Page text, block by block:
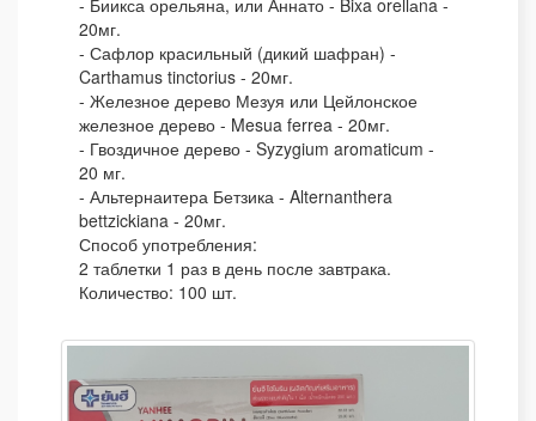
- Биикса орельяна, или Аннато - Bixa orellаna -
20мг.
- Сафлор красильный (дикий шафран) -
Carthamus tinctorius - 20мг.
- Железное дерево Мезуя или Цейлонское
железное дерево - Mesua ferrea - 20мг.
- Гвоздичное дерево - Syzygium aromaticum -
20 мг.
- Альтернаитера Бетзика - Alternanthera
bettzickiana - 20мг.
Способ употребления:
2 таблетки 1 раз в день после завтрака.
Количество: 100 шт.